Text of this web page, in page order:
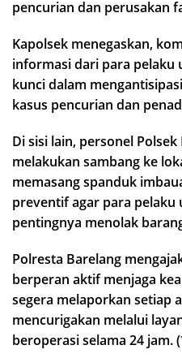
pencurian dan perusakan
Kapolsek menegaskan,
informasi dari para pelaku
kunci dalam
kasus pencurian dan
Di sisi lain, personel
melakukan sambang ke
memasang spanduk
preventif agar para pelaku
pentingnya menolak
Polresta Barelang
berperan aktif menjaga
segera melaporkan setiap
mencurigakan melalui
beroperasi selama 24 jam.